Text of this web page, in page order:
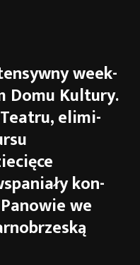
week­
Domu Kultury.
eli­mi­
kon­
we